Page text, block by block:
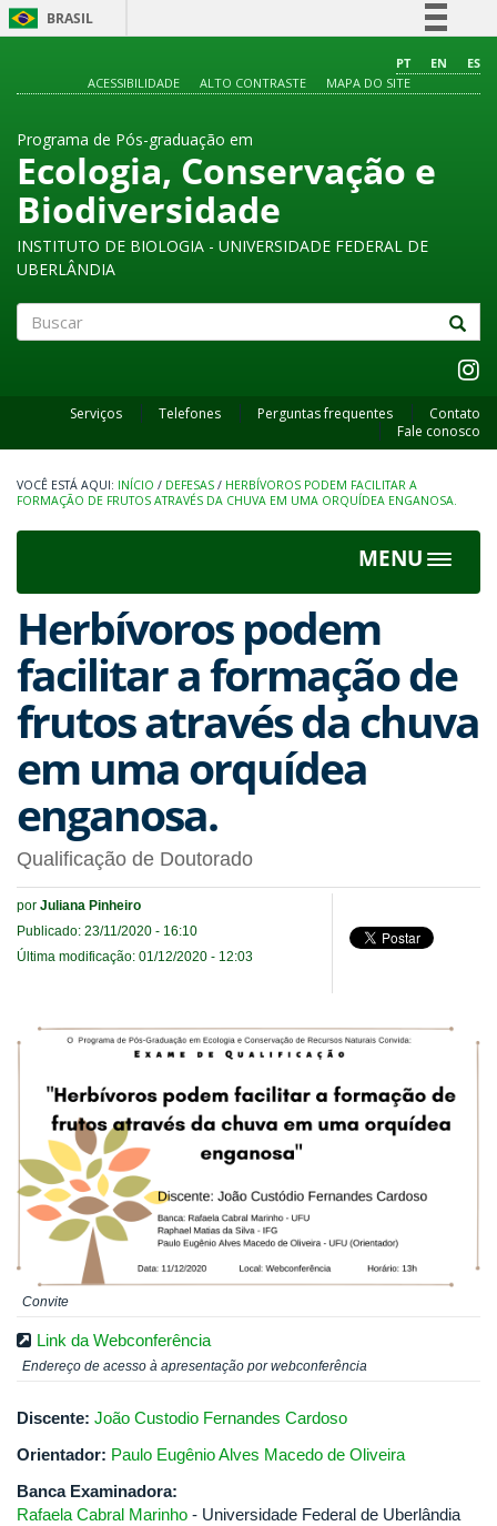
BRASIL
Comunica BR
Acesso à informação
Legislação
PT EN
ES
ACESSIBILIDADE
ALTO CONTRASTE MAPA DO SITE
Programa de Pós-graduação em
Ecologia, Conservação e
Biodiversidade
INSTITUTO DE BIOLOGIA - UNIVERSIDADE FEDERAL DE
UBERLÂNDIA
Serviços Telefones Perguntas frequentes
Contato
Fale conosco
INÍCIO / DEFESAS / HERBÍVOROS PODEM FACILITAR A
FORMAÇÃO DE FRUTOS ATRAVÉS DA CHUVA EM UMA ORQUÍDEA ENGANOSA.
MENU
Toggle
Herbívoros podem
facilitar a formação de
frutos através da chuva
em uma orquídea
enganosa.
Qualificação de Doutorado
por Juliana Pinheiro
Publicado: 23/11/2020 - 16:10
Última modificação: 01/12/2020 - 12:03
Convite
Link da Webconferência
Endereço de acesso à apresentação por webconferência
Discente: João Custodio Fernandes Cardoso
Orientador: Paulo Eugênio Alves Macedo de Oliveira
Banca Examinadora:
Rafaela Cabral Marinho - Universidade Federal de Uberlândia